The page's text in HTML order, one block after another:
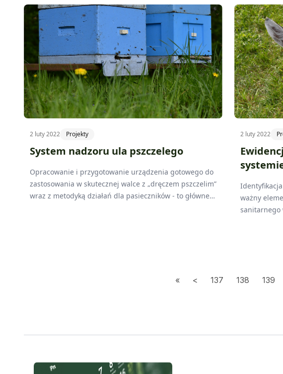
kryzysu COVID-19”) w ramach programu ERASMUS+.
białka z
2 luty 2022 Projekty
System nadzoru ula pszczelego
Opracowanie i przygotowanie urządzenia gotowego do
zastosowania w skutecznej walce z „dręczem pszczelim”
wraz z metodyką działań dla pasieczników - to główne
2 luty 2022
ważny
sanitarnego
jedynie
137 138 139